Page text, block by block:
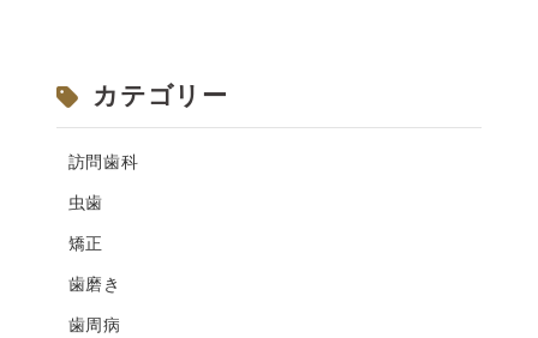
カテゴリー
訪問歯科
虫歯
矯正
歯磨き
歯周病